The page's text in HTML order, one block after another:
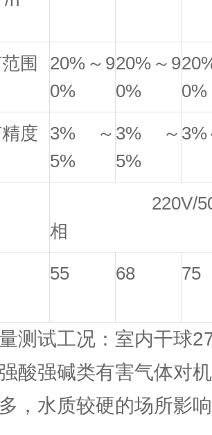
围 20% ～ 9
0%
20% ～ 9
0%
0%
度
3%～
5%
3%～
5%
3%
220V/
相
55 68 75
测试工况：室内干球
酸强碱类有害气体对
，水质较硬的场所影